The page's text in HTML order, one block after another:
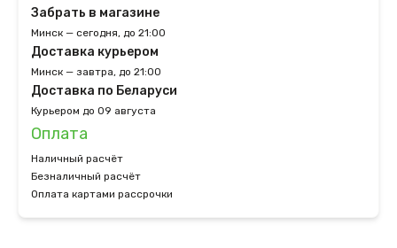
Забрать в магазине
Минск — сегодня, до 21:00
Доставка курьером
Минск — завтра, до 21:00
Доставка по Беларуси
Курьером до 09 августа
Оплата
Наличный расчёт
Безналичный расчёт
Оплата картами рассрочки